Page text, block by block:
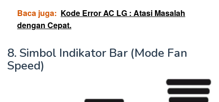
Baca juga: Kode Error AC LG : Atasi Masalah
dengan Cepat.
8. Simbol Indikator Bar (Mode Fan
Speed)